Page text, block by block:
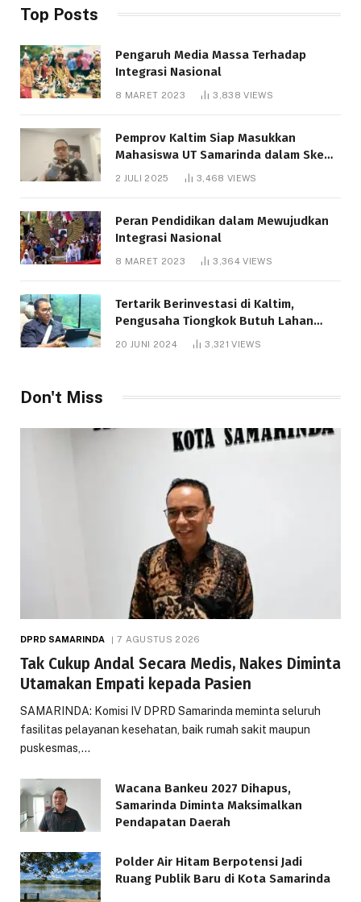
Top Posts
Pengaruh Media Massa Terhadap
Integrasi Nasional
8 MARET 2023 3,838VIEWS
Pemprov Kaltim Siap Masukkan
Mahasiswa UT Samarinda dalam Skema
Bantuan Pendidikan Gratispol
2 JULI 2025 3,468 VIEWS
Peran Pendidikan dalam Mewujudkan
Integrasi Nasional
8 MARET 2023 3,364VIEWS
Tertarik Berinvestasi di Kaltim,
Pengusaha Tiongkok Butuh Lahan
1.000 Hektare
20 JUNI 2024 3,321VIEWS
Don't Miss
DPRD SAMARINDA 7 AGUSTUS 2026
Tak Cukup Andal Secara Medis, Nakes Diminta
Utamakan Empati kepada Pasien
SAMARINDA: Komisi IV DPRD Samarinda meminta seluruh
fasilitas pelayanan kesehatan, baik rumah sakit maupun
puskesmas,…
Wacana Bankeu 2027 Dihapus,
Samarinda Diminta Maksimalkan
Pendapatan Daerah
Polder Air Hitam Berpotensi Jadi
Ruang Publik Baru di Kota Samarinda